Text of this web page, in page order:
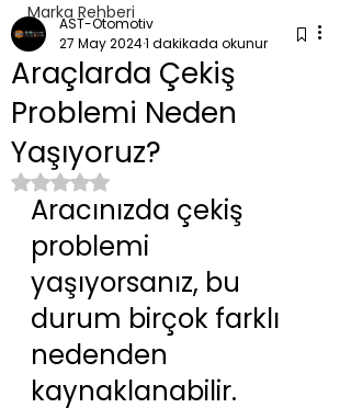
Marka Rehberi
Araçlarda Çekiş
Problemi Neden
Yaşıyoruz?
AST-Otomotiv
27 May 20241 dakikada okunur
5 üzerinden NaN yıldız
Aracınızda çekiş
problemi
yaşıyorsanız, bu
durum birçok farklı
nedenden
kaynaklanabilir.